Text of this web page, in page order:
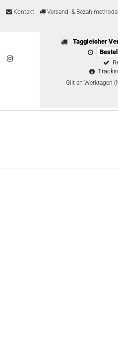
Kontakt Versand- &
Taggleicher
Gilt an Werktagen